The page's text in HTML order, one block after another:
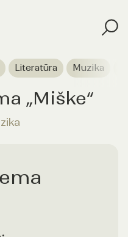
Literatūra Muzika
„Miške“